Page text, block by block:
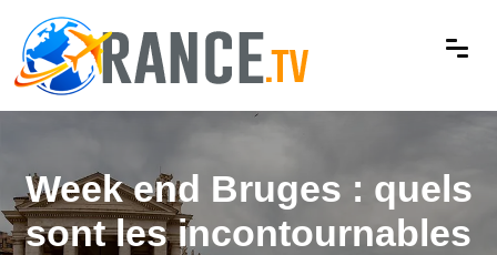
Week end Bruges : quels
sont les incontournables